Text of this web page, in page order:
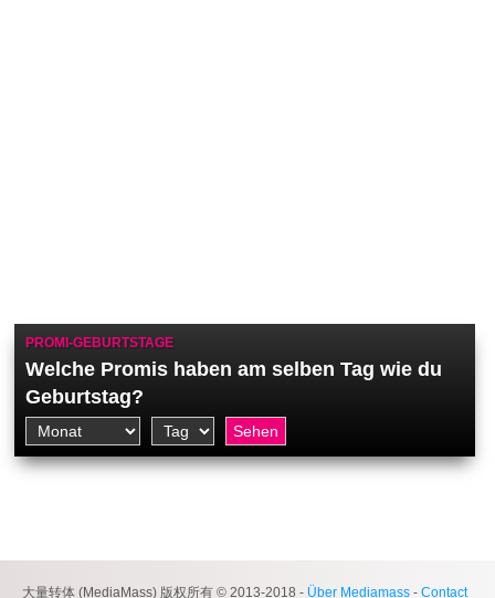
PROMI-GEBURTSTAGE
Welche Promis haben am selben Tag wie du
Geburtstag?
大量转体 (MediaMass) 版权所有 © 2013-2018 - Über Mediamass - Contact